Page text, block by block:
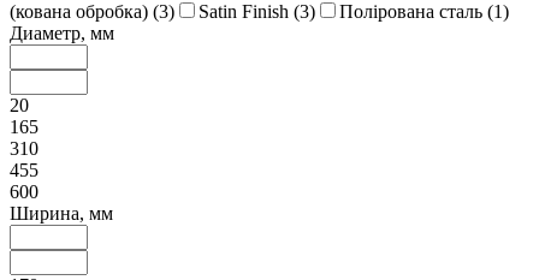
(кована обробка) (3) Satin Finish (3) Полірована сталь (1)
Диаметр, мм
20
165
310
455
600
Ширина, мм